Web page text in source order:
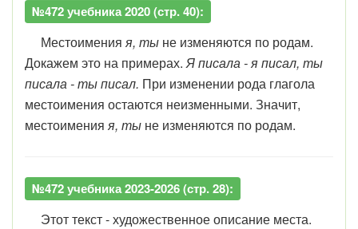
№472 учебника 2020 (стр. 40):
Местоимения я, ты не изменяются по родам.
Докажем это на примерах. Я писала - я писал, ты
писала - ты писал. При изменении рода глагола
местоимения остаются неизменными. Значит,
местоимения я, ты не изменяются по родам.
№472 учебника 2023-2026 (стр. 28):
Этот текст - художественное описание места.